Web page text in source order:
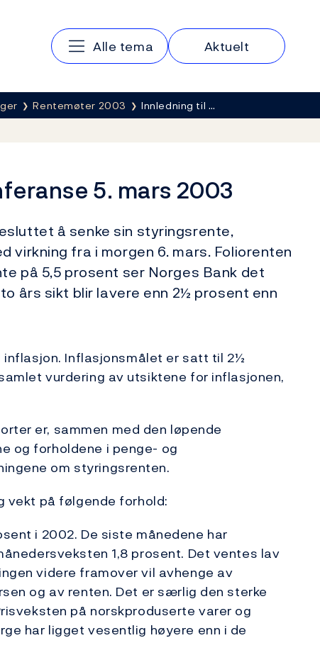
Hovedmeny
Alle tema Aktuelt
Rentemøter 2003 Innledning til …
5. mars 2003
å senke sin styringsrente,
virkning fra i morgen 6. mars. Foliorenten
på 5,5 prosent ser Norges Bank det
års sikt blir lavere enn 2½ prosent enn
Inflasjonsmålet er satt til 2½
vurdering av utsiktene for inflasjonen,
er, sammen med den løpende
og forholdene i penge- og
om styringsrenten.
vekt på følgende forhold:
i 2002. De siste månedene har
1,8 prosent. Det ventes lav
videre framover vil avhenge av
og av renten. Det er særlig den sterke
på norskproduserte varer og
har ligget vesentlig høyere enn i de